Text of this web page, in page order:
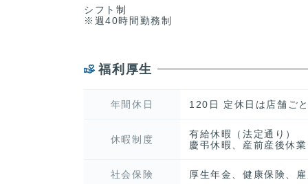
シフト制
※週40時間勤務制
福利厚生
年間休日 120日 定休日は店舗ご
休暇制度
有給休暇（法定通り）
慶弔休暇、産前産後休
社会保険 厚生年金、健康保険、